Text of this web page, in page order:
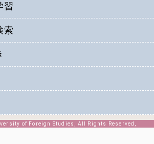
習
索
of Foreign Studies, All Rights Reserved,